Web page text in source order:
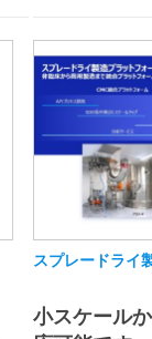
スプレードライ
小スケール